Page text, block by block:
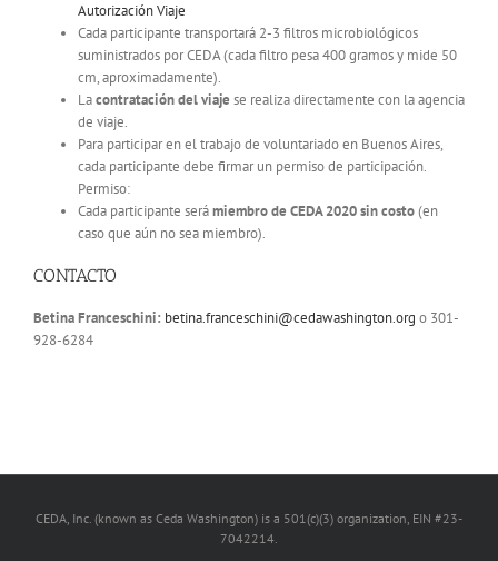
Autorización Viaje
Cada participante transportará 2-3 filtros microbiológicos
suministrados por CEDA (cada filtro pesa 400 gramos y mide 50
cm, aproximadamente).
Lacontratación del viaje se realiza directamente con la agencia
de viaje.
Para participar en el trabajo de voluntariado en Buenos Aires,
cada participante debe firmar un permiso de participación.
Permiso:
Cada participante serámiembro de CEDA 2020 sin costo(en
caso que aún no sea miembro).
CONTACTO
Betina Franceschini: betina.franceschini@cedawashington.org o 301-
928-6284
CEDA, Inc. (known as Ceda Washington) is a 501(c)(3) organization, EIN #23-
7042214.